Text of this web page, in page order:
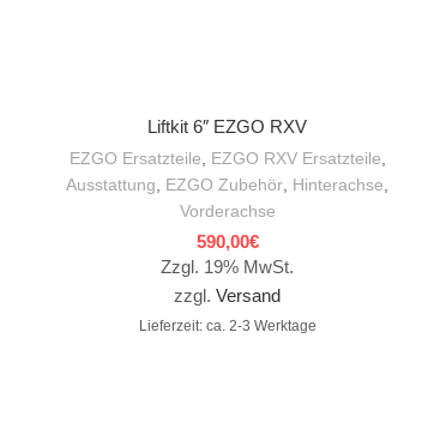
Liftkit 6″ EZGO RXV
EZGO Ersatzteile EZGO RXV Ersatzteile
Ausstattung
EZGO Zubehör Hinterachse
Vorderachse
590,00€
Zzgl. 19% MwSt.
zzgl. Versand
Lieferzeit: ca. 2-3 Werktage